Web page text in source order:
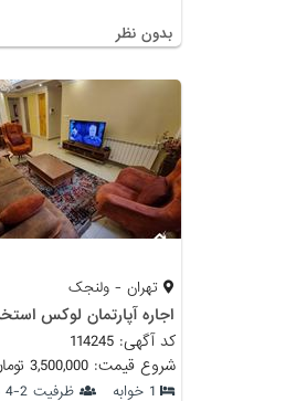
بدون نظر
تهران - ولنجک
اجاره آپارتمان لوکس
کد آگهی: 114245
شروع قیمت: 3,500,000 تومان
1 خوابه ظرفیت 2-4 نفر